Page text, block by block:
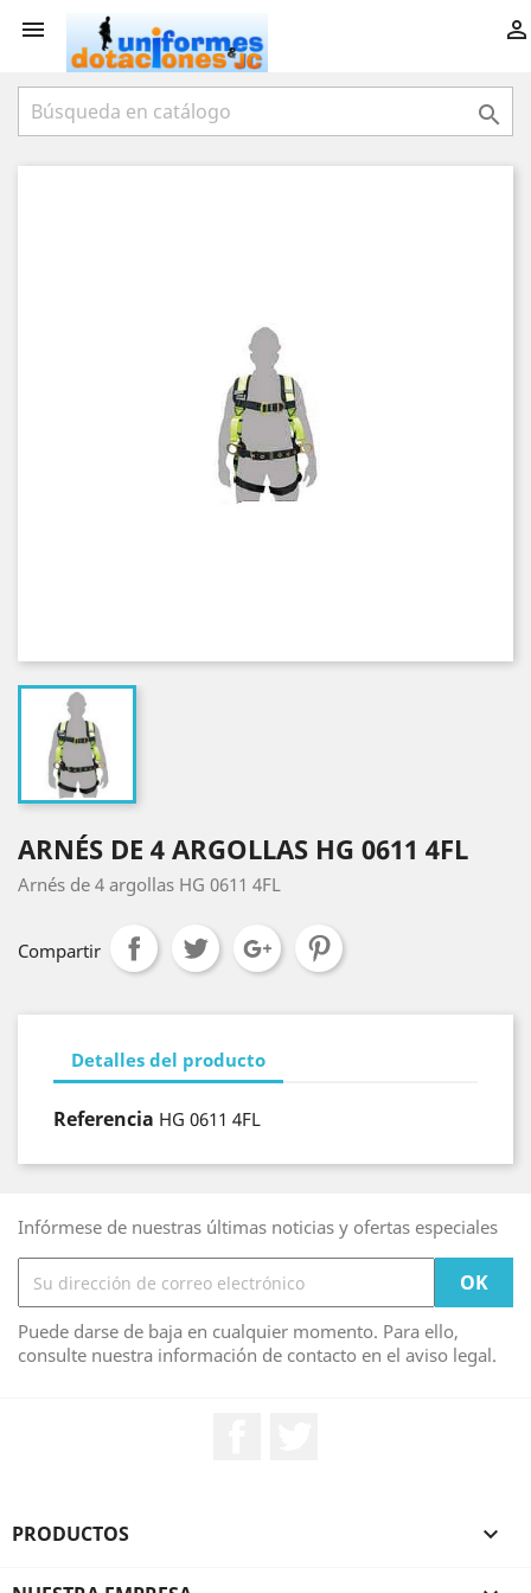
 

ARNÉS DE 4 ARGOLLAS HG 0611 4FL
Arnés de 4 argollas HG 0611 4FL
Compartir
Detalles del producto
Referencia HG 0611 4FL
Infórmese de nuestras últimas noticias y ofertas especiales
Puede darse de baja en cualquier momento. Para ello,
consulte nuestra información de contacto en el aviso legal.
PRODUCTOS 